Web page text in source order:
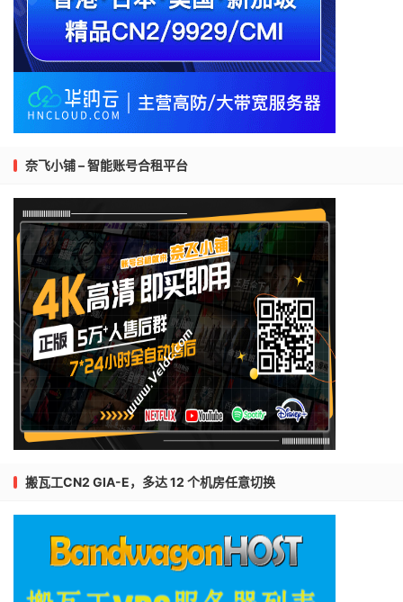
奈飞小铺 – 智能账号合租平台
搬瓦工CN2 GIA-E，多达 12 个机房任意切换